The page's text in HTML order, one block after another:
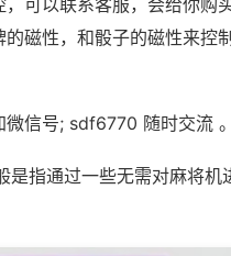
可以联系客服，会给你购
磁性，和骰子的磁性来控
信号; sdf6770 随时交流 。
是指通过一些无需对麻将机